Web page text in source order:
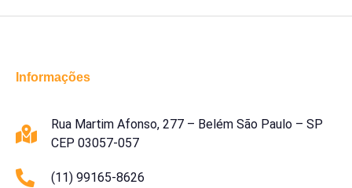
Informações
Rua Martim Afonso, 277 – Belém São Paulo – SP
CEP 03057-057
(11) 99165-8626